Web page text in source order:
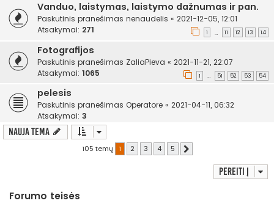
Vanduo, laistymas, laistymo dažnumas ir pan.
Paskutinis pranešimas nenaudelis « 2021-12-05, 12:01
Atsakymai: 271 1 … 11 12 13 14
Fotografijos
Paskutinis pranešimas ZaliaPieva « 2021-11-21, 22:07
Atsakymai: 1065 1 … 51 52 53 54
pelesis
Paskutinis pranešimas Operatore « 2021-04-11, 06:32
Atsakymai: 3
Nauja tema
105 temų 1 2 3 4 5
Pereiti į
Forumo teisės